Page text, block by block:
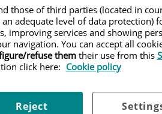
those of third parties (located in
adequate level of data protection)
improving services and showing
navigation. You can accept all
refuse themtheir use from this
click here: Cookie policy
Reject